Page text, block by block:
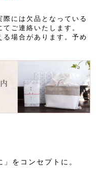
には欠品となっている
ご連絡いたします。
場合があります。予め
」をコンセプトに。